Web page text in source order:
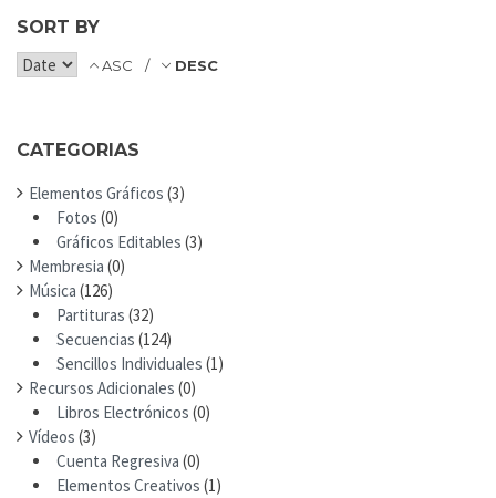
C
H
F
:
SORT BY
ASC DESC
CATEGORIAS
Elementos Gráficos (3)
Fotos (0)
Gráficos Editables (3)
Membresia (0)
Música (126)
Partituras (32)
Secuencias (124)
Sencillos Individuales (1)
Recursos Adicionales (0)
Libros Electrónicos (0)
Vídeos (3)
Cuenta Regresiva (0)
Elementos Creativos (1)